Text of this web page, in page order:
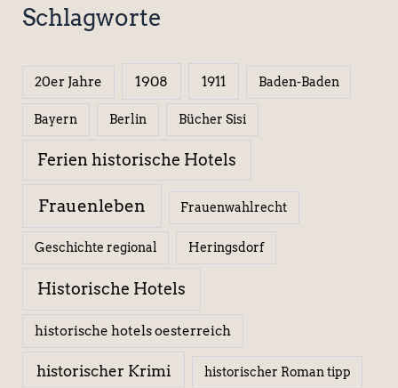
Schlagworte
20er Jahre 1908 1911 Baden-Baden
Bayern Berlin Bücher Sisi
Ferien historische Hotels
Frauenleben Frauenwahlrecht
Geschichte regional Heringsdorf
Historische Hotels
historische hotels oesterreich
historischer Krimi historischer Roman tipp